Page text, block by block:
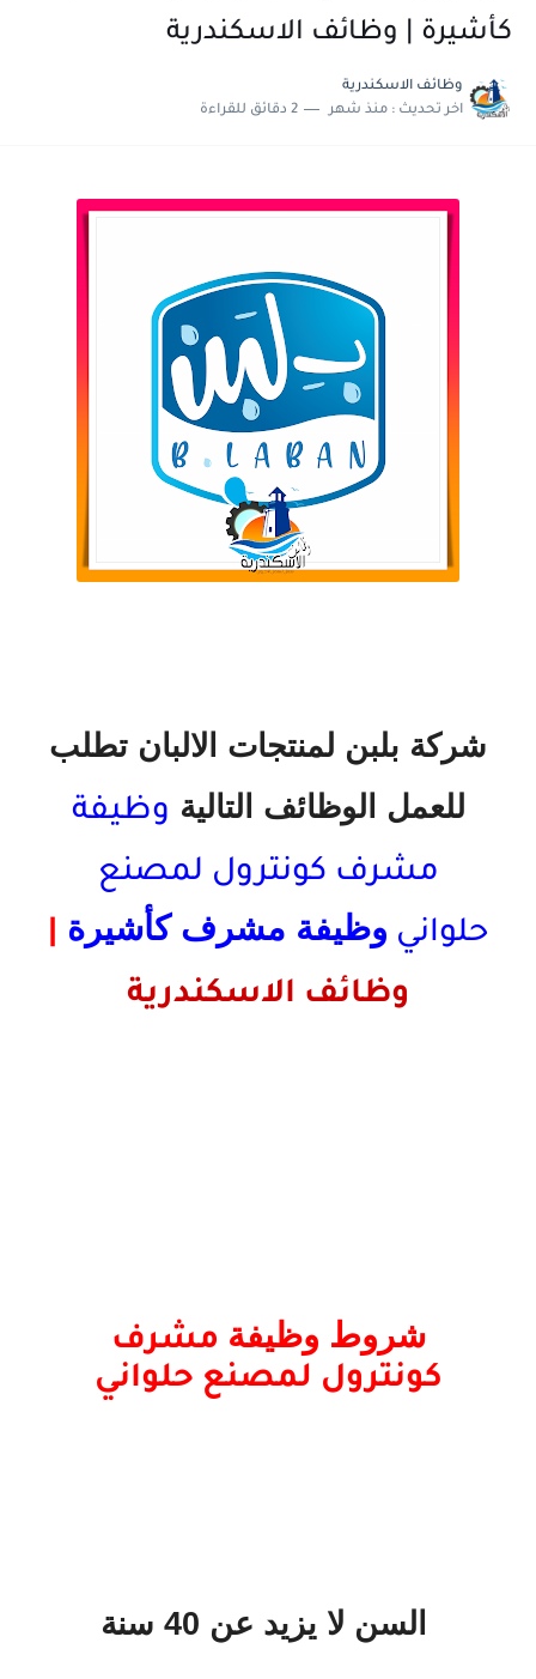
كأشيرة | وظائف الاسكندرية
وظائف الاسكندرية
اخر تحديث : منذ شهر 2 دقائق للقراءة
شركة بلبن لمنتجات الالبان تطلب
للعمل الوظائف التالية وظيفة
مشرف كونترول لمصنع
حلواني وظيفة مشرف كأشيرة
وظائف الاسكندرية
شروط وظيفة مشرف
كونترول لمصنع حلواني
السن لا يزيد عن 40 سنة